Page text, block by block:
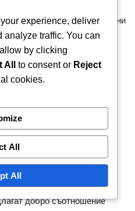
са изработени от различни
дърво и графит.
предоставят добър баланс
дали предпочитате
да предостави повече
ракета предлага по-
големите ракети могат
обикновено в
Определете бюджета си и
добро съотношение
experience, deliver
analyze traffic. You can
by clicking
to consent or Reject
cookies.
All
All